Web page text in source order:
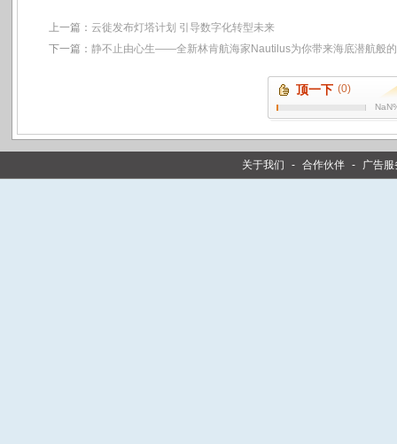
上一篇： 云徙发布灯塔计划 引导数字化转型未来
下一篇： 静不止由心生——全新林肯航海家Nautilus为你带来海底潜航般的
顶一下 (0)
关于我们 - 合作伙伴 - 广告服